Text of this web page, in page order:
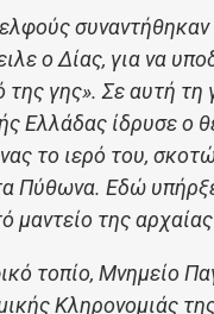
συναντήθηκαν
ο Δίας, για να
της γης». Σε αυτή τη
Ελλάδας ίδρυσε ο
το ιερό του,
Πύθωνα. Εδώ
μαντείο της
τοπίο, Μνημείο
Κληρονομιάς